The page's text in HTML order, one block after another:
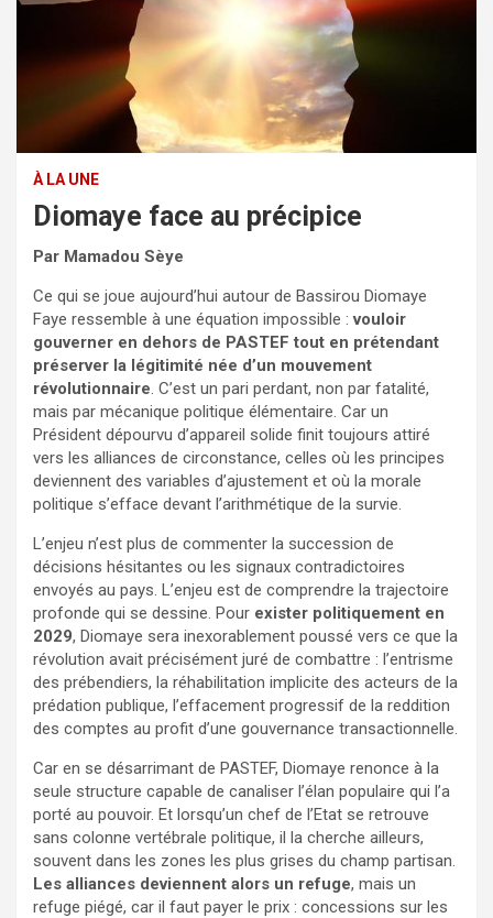
À LA UNE
Diomaye face au précipice
Par Mamadou Sèye
Ce qui se joue aujourd’hui autour de Bassirou Diomaye
Faye ressemble à une équation impossible :vouloir
gouverner en dehors de PASTEF tout en prétendant
préserver la légitimité née d’un mouvement
révolutionnaire . C’est un pari perdant, non par fatalité,
mais par mécanique politique élémentaire. Car un
Président dépourvu d’appareil solide finit toujours attiré
vers les alliances de circonstance, celles où les principes
deviennent des variables d’ajustement et où la morale
politique s’efface devant l’arithmétique de la survie.
L’enjeu n’est plus de commenter la succession de
décisions hésitantes ou les signaux contradictoires
envoyés au pays. L’enjeu est de comprendre la trajectoire
profonde qui se dessine. Pour exister politiquement en
2029, Diomaye sera inexorablement poussé vers ce que la
révolution avait précisément juré de combattre : l’entrisme
des prébendiers, la réhabilitation implicite des acteurs de la
prédation publique, l’effacement progressif de la reddition
des comptes au profit d’une gouvernance transactionnelle.
Car en se désarrimant de PASTEF, Diomaye renonce à la
seule structure capable de canaliser l’élan populaire qui l’a
porté au pouvoir. Et lorsqu’un chef de l’Etat se retrouve
sans colonne vertébrale politique, il la cherche ailleurs,
souvent dans les zones les plus grises du champ partisan.
Les alliances deviennent alors un refuge, mais un
refuge piégé, car il faut payer le prix : concessions sur les